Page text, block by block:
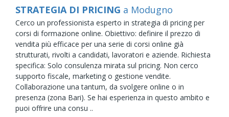
STRATEGIA DI PRICING a Modugno
Cerco un professionista esperto in strategia di pricing per
corsi di formazione online. Obiettivo: definire il prezzo di
vendita più efficace per una serie di corsi online già
strutturati, rivolti a candidati, lavoratori e aziende. Richiesta
specifica: Solo consulenza mirata sul pricing. Non cerco
supporto fiscale, marketing o gestione vendite.
Collaborazione una tantum, da svolgere online o in
presenza (zona Bari). Se hai esperienza in questo ambito e
puoi offrire una consu ..